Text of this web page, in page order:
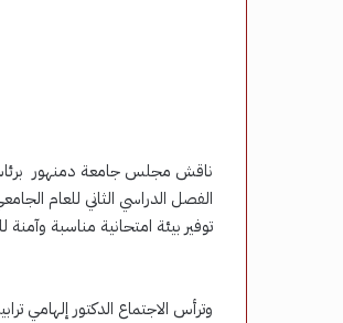
ناقش مجلس جامعة دمنهور
توفير بيئة امتحانية مناسبة وآمنة
وترأس الاجتماع الدكتور إلهامي